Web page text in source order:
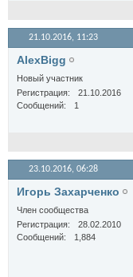
21.10.2016, 11:23
AlexBigg
Новый участник
Регистрация
21.10.2016
Сообщений
1
23.10.2016, 06:28
Игорь Захарченко
Член сообщества
Регистрация
28.02.2010
Сообщений
1,884